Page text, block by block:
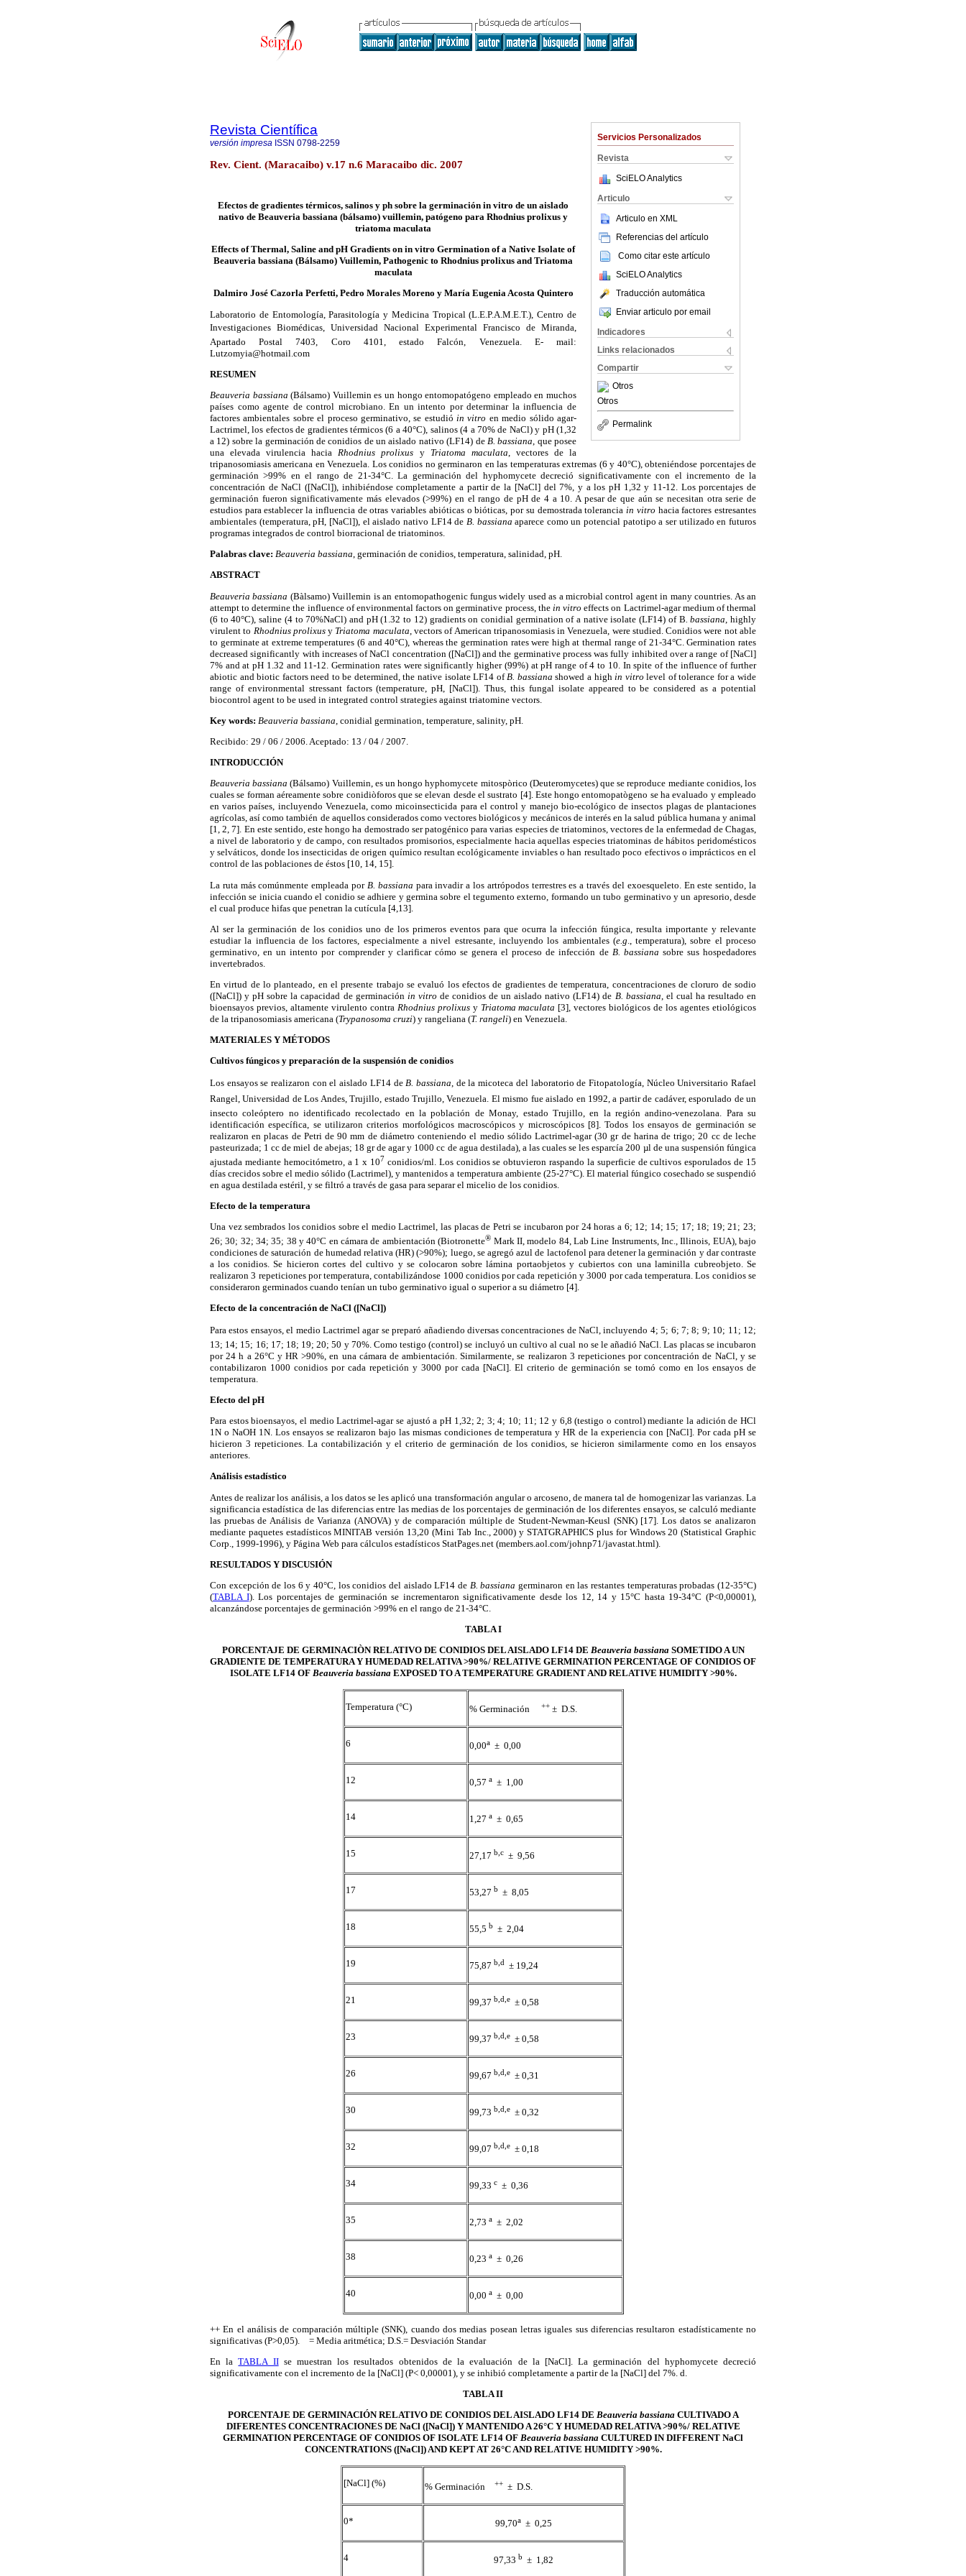
Servicios Personalizados
Revista
SciELO Analytics
Articulo
Articulo en XML
Referencias del artículo
Como citar este artículo
SciELO Analytics
Traducción automática
Enviar articulo por email
Indicadores
Links relacionados
Compartir
Otros
Otros
Permalink
Revista Científica
versión impresa ISSN 0798-2259
Rev. Cient. (Maracaibo) v.17 n.6 Maracaibo dic. 2007
Efectos de gradientes térmicos, salinos y ph sobre la germinación in vitro de un aislado
nativo de Beauveria bassiana (bálsamo) vuillemin, patógeno para Rhodnius prolixus y
triatoma maculata
Effects of Thermal, Saline and pH Gradients on in vitro Germination of a Native Isolate of
Beauveria bassiana (Bálsamo) Vuillemin, Pathogenic to Rhodnius prolixus and Triatoma
maculata
Dalmiro José Cazorla Perfetti, Pedro Morales Moreno y María Eugenia Acosta Quintero
Laboratorio de Entomología, Parasitología y Medicina Tropical (L.E.P.A.M.E.T.), Centro de
Investigaciones Biomédicas, Universidad Nacional Experimental Francisco de Miranda,
Apartado Postal 7403, Coro 4101, estado Falcón, Venezuela. E- mail:
Lutzomyia@hotmail.com
RESUMEN
Beauveria bassiana (Bálsamo) Vuillemin es un hongo entomopatógeno empleado en muchos
países como agente de control microbiano. En un intento por determinar la influencia de
factores ambientales sobre el proceso germinativo, se estudióin vitro en medio sólido agar-
Lactrimel, los efectos de gradientes térmicos (6 a 40°C), salinos (4 a 70% de NaCl) y pH (1,32
a 12) sobre la germinación de conidios de un aislado nativo (LF14) de B. bassiana, que posee
una elevada virulencia haciaRhodnius prolixus y Triatoma maculata, vectores de la
tripanosomiasis americana en Venezuela. Los conidios no germinaron en las temperaturas extremas (6 y 40°C), obteniéndose porcentajes de
germinación >99% en el rango de 21-34°C. La germinación del hyphomycete decreció significativamente con el incremento de la
concentración de NaCl ([NaCl]), inhibiéndose completamente a partir de la [NaCl] del 7%, y a los pH 1,32 y 11-12. Los porcentajes de
germinación fueron significativamente más elevados (>99%) en el rango de pH de 4 a 10. A pesar de que aún se necesitan otra serie de
estudios para establecer la influencia de otras variables abióticas o bióticas, por su demostrada toleranciain vitro hacia factores estresantes
ambientales (temperatura, pH, [NaCl]), el aislado nativo LF14 de B. bassiana aparece como un potencial patotipo a ser utilizado en futuros
programas integrados de control biorracional de triatominos.
Palabras clave: Beauveria bassiana, germinación de conidios, temperatura, salinidad, pH.
ABSTRACT
Beauveria bassiana (Bàlsamo) Vuillemin is an entomopathogenic fungus widely used as a microbial control agent in many countries. As an
attempt to determine the influence of environmental factors on germinative process, the in vitro effects on Lactrimel-agar medium of thermal
(6 to 40°C), saline (4 to 70%NaCl) and pH (1.32 to 12) gradients on conidial germination of a native isolate (LF14) of B . bassiana , highly
virulent to Rhodnius prolixusy Triatoma maculata , vectors of American tripanosomiasis in Venezuela, were studied. Conidios were not able
to germinate at extreme temperatures (6 and 40°C), whereas the germination rates were high at thermal range of 21-34°C. Germination rates
decreased significantly with increases of NaCl concentration ([NaCl]) and the germinative process was fully inhibited over a range of [NaCl]
7% and at pH 1.32 and 11-12. Germination rates were significantly higher (99%) at pH range of 4 to 10. In spite of the influence of further
abiotic and biotic factors need to be determined, the native isolate LF14 of B. bassiana showed a high in vitro level of tolerance for a wide
range of environmental stressant factors (temperature, pH, [NaCl]). Thus, this fungal isolate appeared to be considered as a potential
biocontrol agent to be used in integrated control strategies against triatomine vectors.
Key words: Beauveria bassiana , conidial germination, temperature, salinity, pH.
Recibido: 29 / 06 / 2006. Aceptado: 13 / 04 / 2007.
INTRODUCCIÓN
Beauveria bassiana (Bálsamo) Vuillemin, es un hongo hyphomycete mitospòrico (Deuteromycetes) que se reproduce mediante conidios, los
cuales se forman aéreamente sobre conidiòforos que se elevan desde el sustrato [4]. Este hongo entomopatògeno se ha evaluado y empleado
en varios países, incluyendo Venezuela, como micoinsecticida para el control y manejo bio-ecológico de insectos plagas de plantaciones
agrícolas, así como también de aquellos considerados como vectores biológicos y mecánicos de interés en la salud pública humana y animal
[1, 2, 7]. En este sentido, este hongo ha demostrado ser patogénico para varias especies de triatominos, vectores de la enfermedad de Chagas,
a nivel de laboratorio y de campo, con resultados promisorios, especialmente hacia aquellas especies triatominas de hábitos peridomésticos
y selváticos, donde los insecticidas de origen químico resultan ecológicamente inviables o han resultado poco efectivos o imprácticos en el
control de las poblaciones de éstos [10, 14, 15].
La ruta más comúnmente empleada por B. bassiana para invadir a los artrópodos terrestres es a través del exoesqueleto. En este sentido, la
infección se inicia cuando el conidio se adhiere y germina sobre el tegumento externo, formando un tubo germinativo y un apresorio, desde
el cual produce hifas que penetran la cutícula [4,13].
Al ser la germinación de los conidios uno de los primeros eventos para que ocurra la infección fúngica, resulta importante y relevante
estudiar la influencia de los factores, especialmente a nivel estresante, incluyendo los ambientales (e.g ., temperatura), sobre el proceso
germinativo, en un intento por comprender y clarificar cómo se genera el proceso de infección de B. bassiana sobre sus hospedadores
invertebrados.
En virtud de lo planteado, en el presente trabajo se evaluó los efectos de gradientes de temperatura, concentraciones de cloruro de sodio
([NaCl]) y pH sobre la capacidad de germinación in vitro de conidios de un aislado nativo (LF14) de B. bassiana , el cual ha resultado en
bioensayos previos, altamente virulento contra Rhodnius prolixusy Triatoma maculata [3], vectores biológicos de los agentes etiológicos
de la tripanosomiasis americana (Trypanosoma cruzi) y rangeliana (T. rangeli) en Venezuela.
MATERIALES Y MÉTODOS
Cultivos fúngicos y preparación de la suspensión de conidios
Los ensayos se realizaron con el aislado LF14 deB. bassiana, de la micoteca del laboratorio de Fitopatología, Núcleo Universitario Rafael
Rangel, Universidad de Los Andes, Trujillo, estado Trujillo, Venezuela. El mismo fue aislado en 1992, a partir de cadáver, esporulado de un
insecto coleóptero no identificado recolectado en la población de Monay, estado Trujillo, en la región andino-venezolana. Para su
identificación específica, se utilizaron criterios morfológicos macroscópicos y microscópicos [8]. Todos los ensayos de germinación se
realizaron en placas de Petri de 90 mm de diámetro conteniendo el medio sólido Lactrimel-agar (30 gr de harina de trigo; 20 cc de leche
pasteurizada; 1 cc de miel de abejas; 18 gr de agar y 1000 cc de agua destilada), a las cuales se les esparcía 200 µl de una suspensión fúngica
ajustada mediante hemocitómetro, a 1 x 107 conidios/ml. Los conidios se obtuvieron raspando la superficie de cultivos esporulados de 15
días crecidos sobre el medio sólido (Lactrimel), y mantenidos a temperatura ambiente (25-27°C). El material fúngico cosechado se suspendió
en agua destilada estéril, y se filtró a través de gasa para separar el micelio de los conidios.
Efecto de la temperatura
Una vez sembrados los conidios sobre el medio Lactrimel, las placas de Petri se incubaron por 24 horas a 6; 12; 14; 15; 17; 18; 19; 21; 23;
26; 30; 32; 34; 35; 38 y 40°C en cámara de ambientación (Biotronette® Mark II, modelo 84, Lab Line Instruments, Inc., Illinois, EUA), bajo
condiciones de saturación de humedad relativa (HR) (>90%); luego, se agregó azul de lactofenol para detener la germinación y dar contraste
a los conidios. Se hicieron cortes del cultivo y se colocaron sobre lámina portaobjetos y cubiertos con una laminilla cubreobjeto. Se
realizaron 3 repeticiones por temperatura, contabilizándose 1000 conidios por cada repetición y 3000 por cada temperatura. Los conidios se
consideraron germinados cuando tenían un tubo germinativo igual o superior a su diámetro [4].
Efecto de la concentración de NaCl ([NaCl])
Para estos ensayos, el medio Lactrimel agar se preparó añadiendo diversas concentraciones de NaCl, incluyendo 4; 5; 6; 7; 8; 9; 10; 11; 12;
13; 14; 15; 16; 17; 18; 19; 20; 50 y 70%. Como testigo (control) se incluyó un cultivo al cual no se le añadió NaCl. Las placas se incubaron
por 24 h a 26°C y HR >90%, en una cámara de ambientación. Similarmente, se realizaron 3 repeticiones por concentración de NaCl, y se
contabilizaron 1000 conidios por cada repetición y 3000 por cada [NaCl]. El criterio de germinación se tomó como en los ensayos de
temperatura.
Efecto del pH
Para estos bioensayos, el medio Lactrimel-agar se ajustó a pH 1,32; 2; 3; 4; 10; 11; 12 y 6,8 (testigo o control) mediante la adición de HCl
1N o NaOH 1N. Los ensayos se realizaron bajo las mismas condiciones de temperatura y HR de la experiencia con [NaCl]. Por cada pH se
hicieron 3 repeticiones. La contabilización y el criterio de germinación de los conidios, se hicieron similarmente como en los ensayos
anteriores.
Análisis estadístico
Antes de realizar los análisis, a los datos se les aplicó una transformación angular o arcoseno, de manera tal de homogenizar las varianzas. La
significancia estadística de las diferencias entre las medias de los porcentajes de germinación de los diferentes ensayos, se calculó mediante
las pruebas de Análisis de Varianza (ANOVA) y de comparación múltiple de Student-Newman-Keusl (SNK) [17]. Los datos se analizaron
mediante paquetes estadísticos MINITAB versión 13,20 (Mini Tab Inc., 2000) y STATGRAPHICS plus for Windows 20 (Statistical Graphic
Corp., 1999-1996), y Página Web para cálculos estadísticos StatPages.net (members.aol.com/johnp71/javastat.html).
RESULTADOS Y DISCUSIÓN
Con excepción de los 6 y 40°C, los conidios del aislado LF14 de B. bassiana germinaron en las restantes temperaturas probadas (12-35°C)
(TABLA I). Los porcentajes de germinación se incrementaron significativamente desde los 12, 14 y 15°C hasta 19-34°C (P<0,00001),
alcanzándose porcentajes de germinación >99% en el rango de 21-34°C.
TABLA I
PORCENTAJE DE GERMINACIÒN RELATIVO DE CONIDIOS DEL AISLADO LF14 DE Beauveria bassianaSOMETIDO A UN
GRADIENTE DE TEMPERATURA Y HUMEDAD RELATIVA >90%/ RELATIVE GERMINATION PERCENTAGE OF CONIDIOS OF
ISOLATE LF14 OF Beauveria bassianaEXPOSED TO A TEMPERATURE GRADIENT AND RELATIVE HUMIDITY >90%.
Temperatura (°C) % Germinación ++± D.S.
6 0,00a± 0,00
12 0,57 a± 1,00
14 1,27 a± 0,65
15 27,17 b,c± 9,56
17 53,27 b ± 8,05
18 55,5 b ± 2,04
19 75,87 b,d± 19,24
21 99,37 b,d,e± 0,58
23 99,37 b,d,e± 0,58
26 99,67 b,d,e± 0,31
30 99,73 b,d,e± 0,32
32 99,07 b,d,e± 0,18
34 99,33 c± 0,36
35 2,73 a± 2,02
38 0,23 a± 0,26
40 0,00 a± 0,00
++ En el análisis de comparación múltiple (SNK), cuando dos medias posean letras iguales sus diferencias resultaron estadísticamente no
significativas (P>0,05).
= Media aritmética; D.S.= Desviación Standar
En laTABLA IIse muestran los resultados obtenidos de la evaluación de la [NaCl]. La germinación del hyphomycete decreció
significativamente con el incremento de la [NaCl] (P< 0,00001), y se inhibió completamente a partir de la [NaCl] del 7%. d.
TABLA II
PORCENTAJE DE GERMINACIÓN RELATIVO DE CONIDIOS DEL AISLADO LF14 DE Beauveria bassianaCULTIVADO A
DIFERENTES CONCENTRACIONES DE NaCl ([NaCl]) Y MANTENIDO A 26°C Y HUMEDAD RELATIVA >90%/ RELATIVE
GERMINATION PERCENTAGE OF CONIDIOS OF ISOLATE LF14 OF Beauveria bassiana CULTURED IN DIFFERENT NaCl
CONCENTRATIONS ([NaCl]) AND KEPT AT 26°C AND RELATIVE HUMIDITY >90%.
[NaCl] (%) % Germinación ++ ± D.S.
0* 99,70a ± 0,25
4 97,33 b ± 1,82